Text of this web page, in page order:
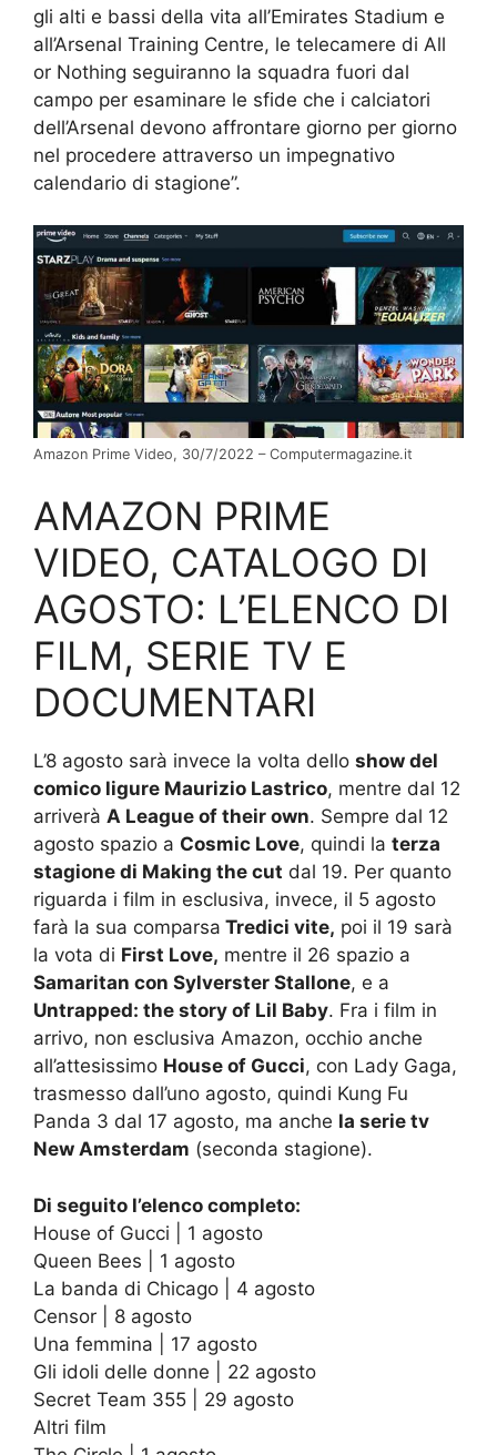
gli alti e bassi della vita all’Emirates Stadium e
all’Arsenal Training Centre, le telecamere di All
or Nothing seguiranno la squadra fuori dal
campo per esaminare le sfide che i calciatori
dell’Arsenal devono affrontare giorno per giorno
nel procedere attraverso un impegnativo
calendario di stagione”.
Amazon Prime Video, 30/7/2022 – Computermagazine.it
AMAZON PRIME
VIDEO, CATALOGO DI
AGOSTO: L’ELENCO DI
FILM, SERIE TV E
DOCUMENTARI
L’8 agosto sarà invece la volta dello show del
comico ligure Maurizio Lastrico, mentre dal 12
arriverà A League of their own. Sempre dal 12
agosto spazio a Cosmic Love, quindi la terza
stagione di Making the cut dal 19. Per quanto
riguarda i film in esclusiva, invece, il 5 agosto
farà la sua comparsa Tredici vite, poi il 19 sarà
la vota di First Love, mentre il 26 spazio a
Samaritan con Sylverster Stallone, e a
Untrapped: the story of Lil Baby. Fra i film in
arrivo, non esclusiva Amazon, occhio anche
all’attesissimo House of Gucci, con Lady Gaga,
trasmesso dall’uno agosto, quindi Kung Fu
Panda 3 dal 17 agosto, ma anche la serie tv
New Amsterdam (seconda stagione).
Di seguito l’elenco completo:
House of Gucci | 1 agosto
Queen Bees | 1 agosto
La banda di Chicago | 4 agosto
Censor | 8 agosto
Una femmina | 17 agosto
Gli idoli delle donne | 22 agosto
Secret Team 355 | 29 agosto
Altri film